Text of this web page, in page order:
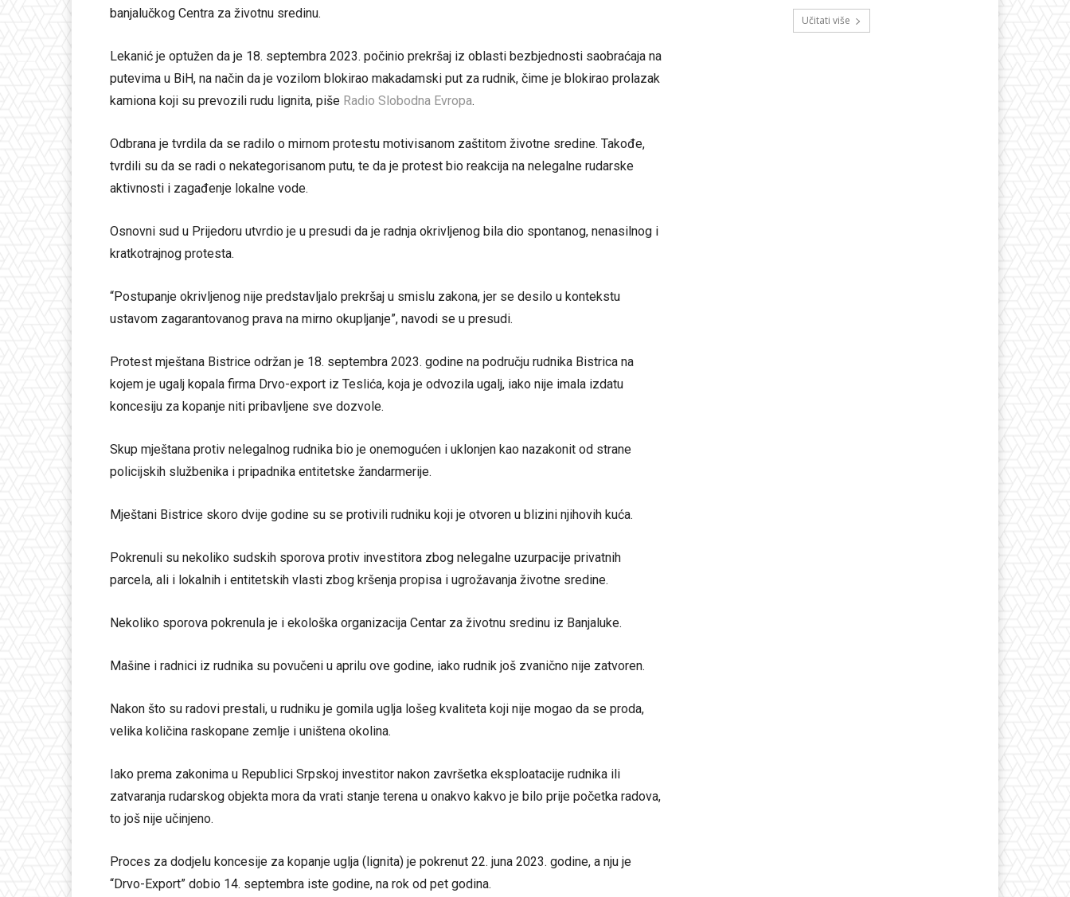
banjalučkog Centra za životnu sredinu.
Lekanić je optužen da je 18. septembra 2023. počinio prekršaj iz oblasti bezbjednosti saobraćaja na
putevima u BiH, na način da je vozilom blokirao makadamski put za rudnik, čime je blokirao prolazak
kamiona koji su prevozili rudu lignita, piše Radio Slobodna Evropa.
Odbrana je tvrdila da se radilo o mirnom protestu motivisanom zaštitom životne sredine. Takođe,
tvrdili su da se radi o nekategorisanom putu, te da je protest bio reakcija na nelegalne rudarske
aktivnosti i zagađenje lokalne vode.
Osnovni sud u Prijedoru utvrdio je u presudi da je radnja okrivljenog bila dio spontanog, nenasilnog i
kratkotrajnog protesta.
“Postupanje okrivljenog nije predstavljalo prekršaj u smislu zakona, jer se desilo u kontekstu
ustavom zagarantovanog prava na mirno okupljanje”, navodi se u presudi.
Protest mještana Bistrice održan je 18. septembra 2023. godine na području rudnika Bistrica na
kojem je ugalj kopala firma Drvo-export iz Teslića, koja je odvozila ugalj, iako nije imala izdatu
koncesiju za kopanje niti pribavljene sve dozvole.
Skup mještana protiv nelegalnog rudnika bio je onemogućen i uklonjen kao nazakonit od strane
policijskih službenika i pripadnika entitetske žandarmerije.
Mještani Bistrice skoro dvije godine su se protivili rudniku koji je otvoren u blizini njihovih kuća.
Pokrenuli su nekoliko sudskih sporova protiv investitora zbog nelegalne uzurpacije privatnih
parcela, ali i lokalnih i entitetskih vlasti zbog kršenja propisa i ugrožavanja životne sredine.
Nekoliko sporova pokrenula je i ekološka organizacija Centar za životnu sredinu iz Banjaluke.
Mašine i radnici iz rudnika su povučeni u aprilu ove godine, iako rudnik još zvanično nije zatvoren.
Nakon što su radovi prestali, u rudniku je gomila uglja lošeg kvaliteta koji nije mogao da se proda,
velika količina raskopane zemlje i uništena okolina.
Iako prema zakonima u Republici Srpskoj investitor nakon završetka eksploatacije rudnika ili
zatvaranja rudarskog objekta mora da vrati stanje terena u onakvo kakvo je bilo prije početka radova,
to još nije učinjeno.
Proces za dodjelu koncesije za kopanje uglja (lignita) je pokrenut 22. juna 2023. godine, a nju je
“Drvo-Export” dobio 14. septembra iste godine, na rok od pet godina.
Učitati više